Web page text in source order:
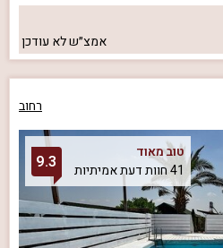
אמצ״שלא עודכן
רחוב
טוב מאוד
41 חוות דעת אמיתיות
9.3